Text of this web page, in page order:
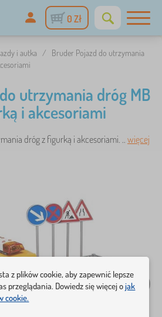
0 Zł
i autka /
Bruder Pojazd do utrzymania
utrzymania dróg MB
i akcesoriami
dróg z figurką i akcesoriami. .. więcej
z plików cookie, aby zapewnić lepsze
przeglądania. Dowiedz się więcej ojak
cookie.